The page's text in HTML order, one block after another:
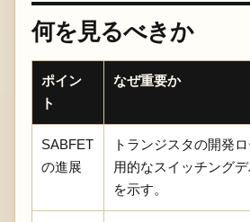
何を見るべきか
ポイン
ト
なぜ重要か
SABFET
の進展
トランジスタの開発
用的なスイッチング
を示す。